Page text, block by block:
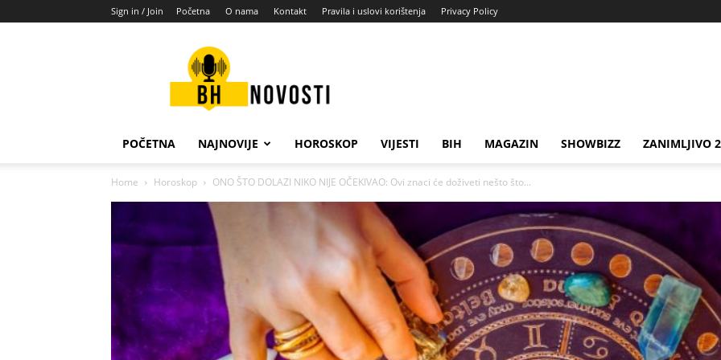
Sign in / Join Početna O nama Kontakt Pravila i uslovi korištenja Privacy Policy
POČETNA NAJNOVIJE HOROSKOP VIJESTI BIH MAGAZIN SHOWBIZZ ZANIMLJIVO
Home Horoskop ONO ŠTO DOLAZI NIKO NIJE OČEKIVAO: Ovi znaci će doživeti nešto što...